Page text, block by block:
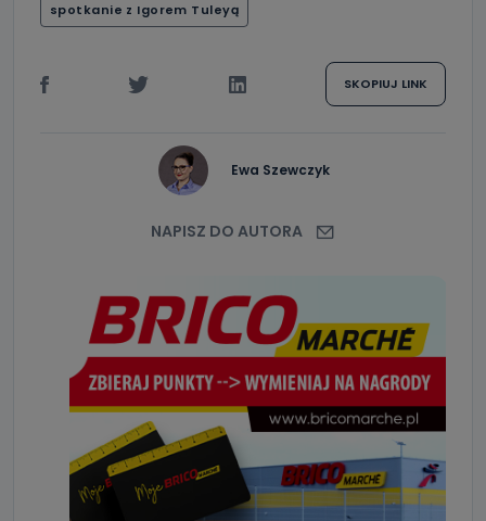
spotkanie z Igorem Tuleyą
SKOPIUJ LINK
Ewa Szewczyk
NAPISZ DO AUTORA